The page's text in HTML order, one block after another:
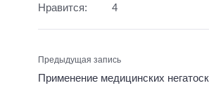
Нравится: 4
Предыдущая запись
Применение медицинских